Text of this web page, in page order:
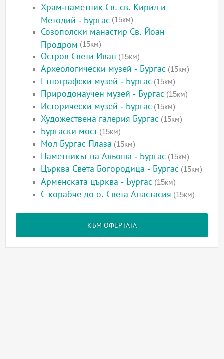
Храм-паметник Св. св. Кирил и
Методий - Бургас (15км)
Созополски манастир Св. Йоан
Продром (15км)
Остров Свети Иван (15км)
Археологически музей - Бургас (15км)
Етнографски музей - Бургас (15км)
Природонаучен музей - Бургас (15км)
Исторически музей - Бургас (15км)
Художествена галерия Бургас (15км)
Бургаски мост(15км)
Мол Бургас Плаза (15км)
Паметникът на Альоша - Бургас (15км)
Църква Света Богородица - Бургас (15км)
Арменската църква - Бургас (15км)
С корабче до о. Света Анастасия (15км)
КЪМ ОФЕРТАТА